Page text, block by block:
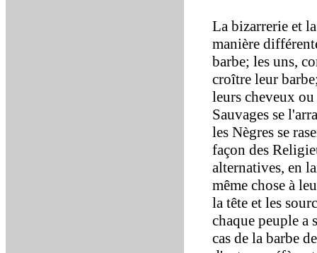
La bizarrerie et
manière
barbe; les uns,
croître leur
leurs cheveux
Sauvages se
les Nègres se
façon des
alternatives, en
même chose à
la tête et les
chaque peuple a
cas de la barbe